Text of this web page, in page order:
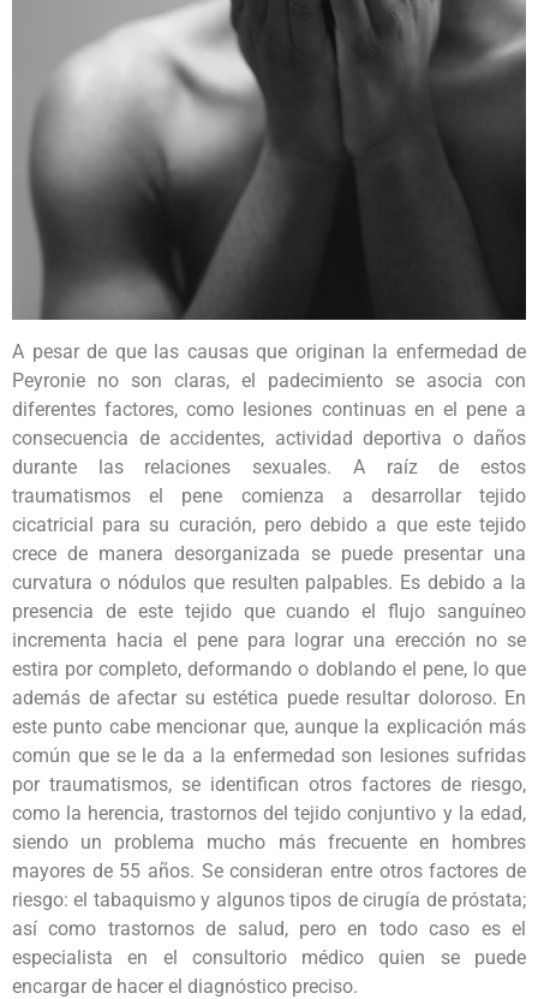
A pesar de que las causas que originan la enfermedad de
Peyronie no son claras, el padecimiento se asocia con
diferentes factores, como lesiones continuas en el pene a
consecuencia de accidentes, actividad deportiva o daños
durante las relaciones sexuales. A raíz de estos
traumatismos el pene comienza a desarrollar tejido
cicatricial para su curación, pero debido a que este tejido
crece de manera desorganizada se puede presentar una
curvatura o nódulos que resulten palpables. Es debido a la
presencia de este tejido que cuando el flujo sanguíneo
incrementa hacia el pene para lograr una erección no se
estira por completo, deformando o doblando el pene, lo que
además de afectar su estética puede resultar doloroso. En
este punto cabe mencionar que, aunque la explicación más
común que se le da a la enfermedad son lesiones sufridas
por traumatismos, se identifican otros factores de riesgo,
como la herencia, trastornos del tejido conjuntivo y la edad,
siendo un problema mucho más frecuente en hombres
mayores de 55 años. Se consideran entre otros factores de
riesgo: el tabaquismo y algunos tipos de cirugía de próstata;
así como trastornos de salud, pero en todo caso es el
especialista en el consultorio médico quien se puede
encargar de hacer el diagnóstico preciso.